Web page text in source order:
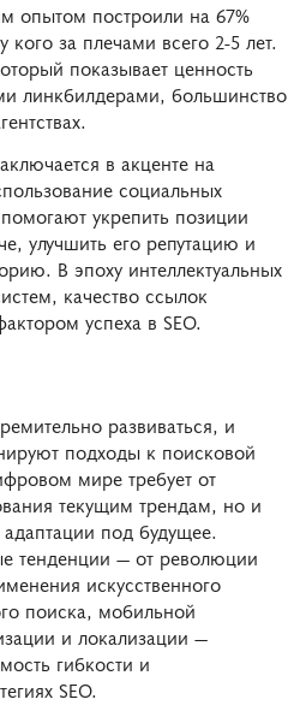
опытом построили на 67%
за плечами всего 2-5 лет.
показывает ценность
линкбилдерами, большинство
в акценте на
социальных
укрепить позиции
улучшить его репутацию и
В эпоху интеллектуальных
качество ссылок
успеха в SEO.
развиваться, и
подходы к поисковой
мире требует от
текущим трендам, но и
под будущее.
тенденции — от революции
искусственного
поиска, мобильной
и локализации —
гибкости и
SEO.